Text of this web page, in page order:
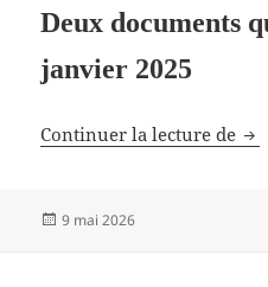
Deux documents
janvier 2025
Continuer la lecture de
Publié
9 mai 2026